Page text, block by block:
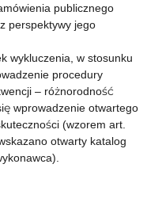
publicznego
perspektywy jego
wykluczenia, w stosunku
procedury
– różnorodność
wprowadzenie otwartego
(wzorem art.
otwarty katalog